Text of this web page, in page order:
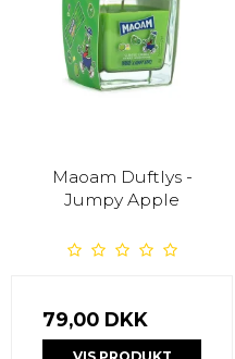
Maoam Duftlys -
Jumpy Apple
79,00 DKK